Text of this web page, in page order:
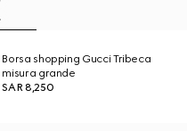
Borsa shopping Gucci Tribeca
misura grande
SAR 8,250